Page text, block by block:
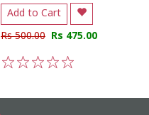
Add to Cart
Rs 500.00 Rs 475.00